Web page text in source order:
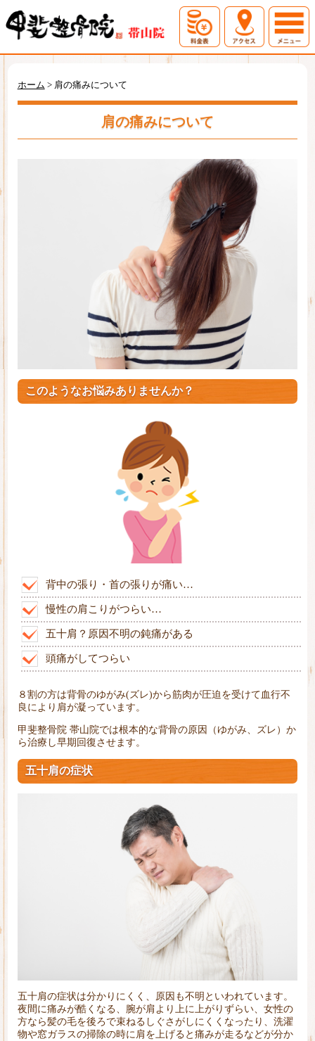
お問い合わせ
ホーム > 肩の痛みについて
肩の痛みについて
このようなお悩みありませんか？
背中の張り・首の張りが痛い…
慢性の肩こりがつらい…
五十肩？原因不明の鈍痛がある
頭痛がしてつらい
８割の方は背骨のゆがみ(ズレ)から筋肉が圧迫を受けて血行不
良により肩が凝っています。
甲斐整骨院 帯山院では根本的な背骨の原因（ゆがみ、ズレ）か
ら治療し早期回復させます。
五十肩の症状
五十肩の症状は分かりにくく、原因も不明といわれています。
夜間に痛みが酷くなる、腕が肩より上に上がりずらい、女性の
方なら髪の毛を後ろで束ねるしぐさがしにくくなったり、洗濯
物や窓ガラスの掃除の時に肩を上げると痛みが走るなどが分か